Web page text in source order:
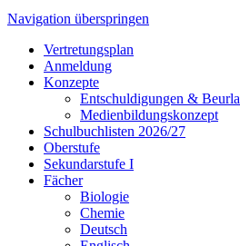
Navigation überspringen
Vertretungsplan
Anmeldung
Konzepte
Entschuldigungen &
Medienbildungskonzept
Schulbuchlisten 2026/27
Oberstufe
Sekundarstufe I
Fächer
Biologie
Chemie
Deutsch